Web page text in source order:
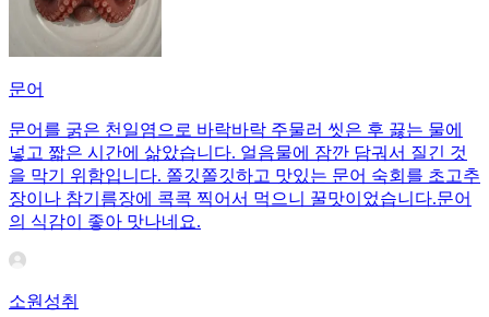
문어
문어를 굵은 천일염으로 바락바락 주물러 씻은 후 끓는 물에
넣고 짧은 시간에 삶았습니다. 얼음물에 잠깐 담궈서 질긴 것
을 막기 위함입니다. 쫄깃쫄깃하고 맛있는 문어 숙회를 초고추
장이나 참기름장에 콕콕 찍어서 먹으니 꿀맛이었습니다.문어
의 식감이 좋아 맛나네요.
소원성취